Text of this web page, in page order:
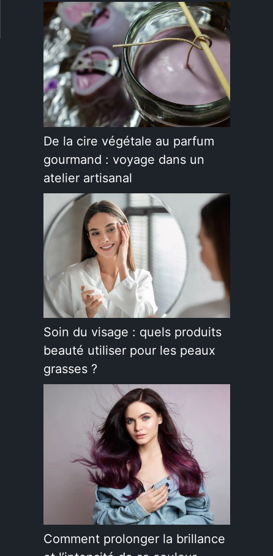
De la cire végétale au parfum
gourmand : voyage dans un
atelier artisanal
Soin du visage : quels produits
beauté utiliser pour les peaux
grasses ?
Comment prolonger la brillance